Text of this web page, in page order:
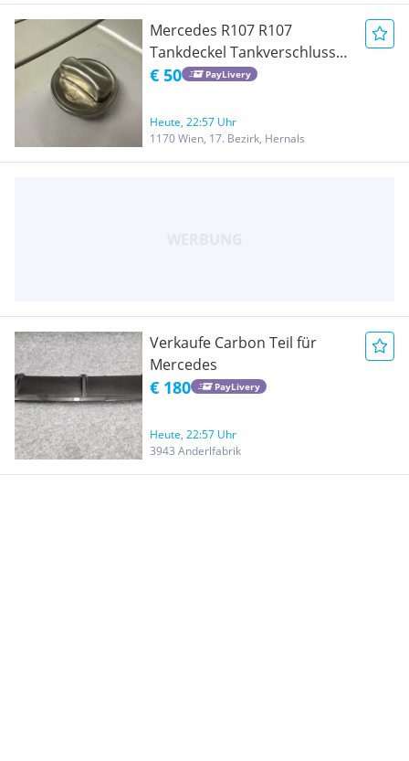
Mercedes R107 R107
Tankdeckel Tankverschluss
mit neuem Dichtungsring
€ 50 PayLivery
Heute, 22:57 Uhr
1170 Wien, 17. Bezirk, Hernals
Verkaufe Carbon Teil für
Mercedes
€ 180 PayLivery
Heute, 22:57 Uhr
3943 Anderlfabrik